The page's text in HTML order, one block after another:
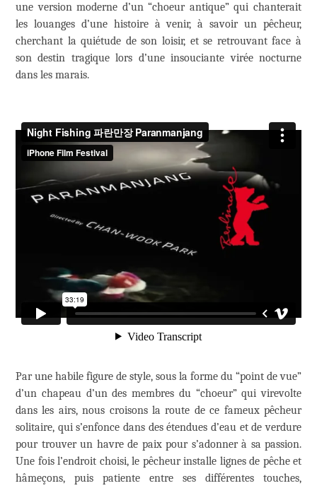
une version moderne d’un “choeur antique” qui chanterait
les louanges d’une histoire à venir, à savoir un pêcheur,
cherchant la quiétude de son loisir, et se retrouvant face à
son destin tragique lors d’une insouciante virée nocturne
dans les marais.
Par une habile figure de style, sous la forme du “point de vue”
d’un chapeau d’un des membres du “choeur” qui virevolte
dans les airs, nous croisons la route de ce fameux pêcheur
solitaire, qui s’enfonce dans des étendues d’eau et de verdure
pour trouver un havre de paix pour s’adonner à sa passion.
Une fois l’endroit choisi, le pêcheur installe lignes de pêche et
hâmeçons, puis patiente entre ses différentes touches,